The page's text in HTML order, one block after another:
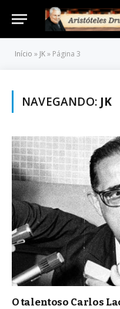
Início » JK» Página 3
NAVEGANDO: JK
O talentoso Carlos